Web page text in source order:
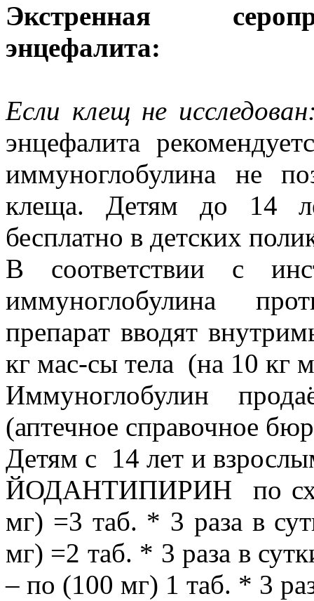
Экстренная
энцефалита:
Если клещ не
энцефалита
иммуноглобулина не
клеща. Детям до 14
бесплатно в детских
В соответствии с
иммуноглобулина
препарат вводят
кг мас-сы тела (на 10 кг
Иммуноглобулин
(аптечное справочное
Детям с 14 лет и
ЙОДАНТИПИРИН по
мг) =3 таб. * 3 раза в
мг) =2 таб. * 3 раза в
– по (100 мг) 1 таб. * 3